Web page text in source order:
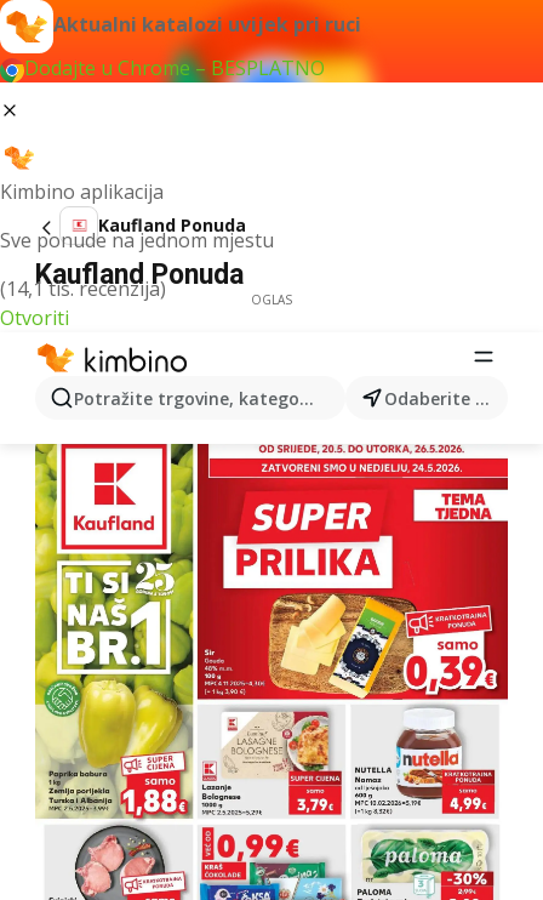
Aktualni katalozi uvijek pri ruci
Dodajte u Chrome – BESPLATNO
Kimbino aplikacija
Sve ponude na jednom mjestu
(14,1 tis. recenzija)
Otvoriti
Potražite trgovine, kategorije, proizvode... Odaberite grad
Kaufland Ponuda
Kaufland Ponuda
OGLAS